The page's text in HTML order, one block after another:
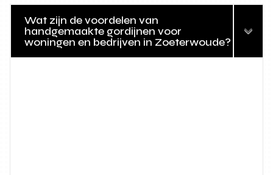
Wat zijn de voordelen van
handgemaakte gordijnen voor
woningen en bedrijven in Zoeterwoude?